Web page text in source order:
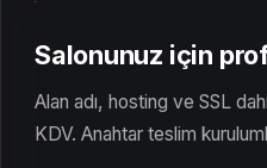
Salonunuz için
Alan adı, hosting ve SSL
KDV. Anahtar teslim